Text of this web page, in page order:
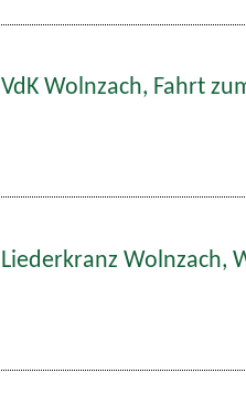
VdK Wolnzach, Fahrt
Liederkranz Wolnzach,